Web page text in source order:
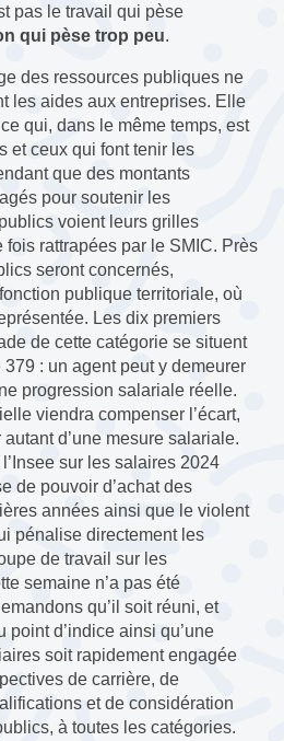
pas le travail qui pèse
qui pèse trop peu.
des ressources publiques ne
les aides aux entreprises. Elle
qui, dans le même temps, est
et ceux qui font tenir les
que des montants
pour soutenir les
voient leurs grilles
rattrapées par le SMIC. Près
seront concernés,
publique territoriale, où
Les dix premiers
de cette catégorie se situent
: un agent peut y demeurer
progression salariale réelle.
viendra compenser l’écart,
autant d’une mesure salariale.
sur les salaires 2024
de pouvoir d’achat des
années ainsi que le violent
pénalise directement les
de travail sur les
semaine n’a pas été
qu’il soit réuni, et
point d’indice ainsi qu’une
soit rapidement engagée
de carrière, de
et de considération
à toutes les catégories.